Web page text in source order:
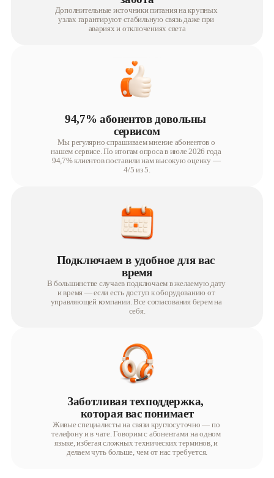
Дополнительные источники питания на крупных
узлах гарантируют стабильную связь даже при
авариях и отключениях света
94,7% абонентов довольны
сервисом
Мы регулярно спрашиваем мнение абонентов о
нашем сервисе. По итогам опроса в июле 2026 года
94,7% клиентов поставили нам высокую оценку —
4/5 из 5.
Подключаем в удобное для вас
время
В большинстве случаев подключаем в желаемую дату
и время — если есть доступ к оборудованию от
управляющей компании. Все согласования берем на
себя.
Заботливая техподдержка,
которая вас понимает
Живые специалисты на связи круглосуточно — по
телефону и в чате. Говорим с абонентами на одном
языке, избегая сложных технических терминов, и
делаем чуть больше, чем от нас требуется.